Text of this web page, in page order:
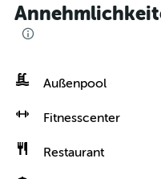
Außenpool
Fitnesscenter
Restaurant